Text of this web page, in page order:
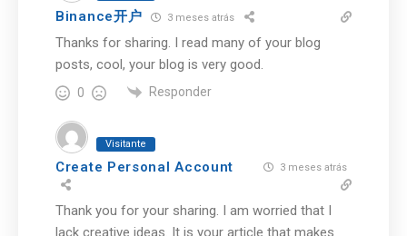
Binance开户 3 meses atrás
Thanks for sharing. I read many of your blog
posts, cool, your blog is very good.
0 Responder
Visitante
Create Personal Account 3 meses atrás
Thank you for your sharing. I am worried that I
lack creative ideas. It is your article that makes